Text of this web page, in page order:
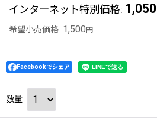
インターネット特別価格: 1,050
希望小売価格: 1,500円
Facebookでシェア
数量: